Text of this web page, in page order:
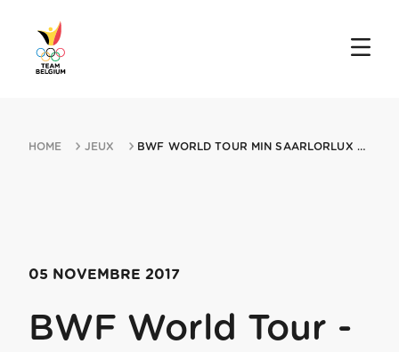
HOME JEUX BWF WORLD TOUR MIN SAARLORLUX OPEN 05112017 SAARBRUCKEN
05 NOVEMBRE 2017
BWF World Tour -